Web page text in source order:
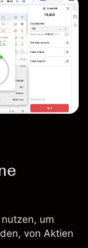
um
von Aktien